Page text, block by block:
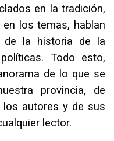
en la tradición,
los temas, hablan
la historia de la
Todo esto,
de lo que se
provincia, de
los autores y de sus
lector.